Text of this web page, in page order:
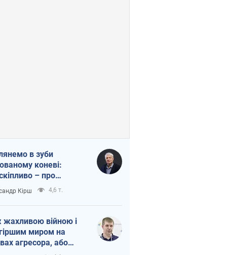
в зуби
коневі:
– про
Україні
Кірш 4,6 т.
жахливою війною і
миром на
агресора, або